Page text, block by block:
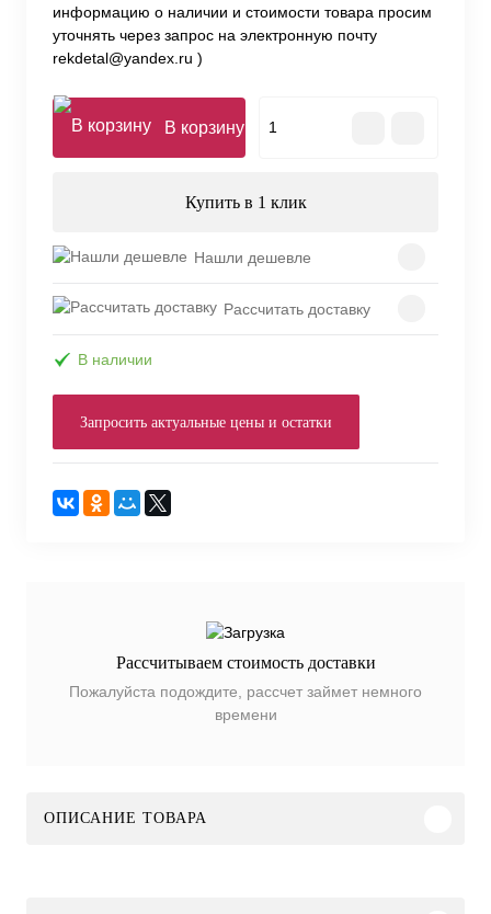
информацию о наличии и стоимости товара просим
уточнять через запрос на электронную почту
rekdetal@yandex.ru )
В корзину
Купить в 1 клик
Нашли дешевле
Рассчитать доставку
В наличии
Запросить актуальные цены и остатки
Рассчитываем стоимость доставки
Пожалуйста подождите, рассчет займет немного
времени
ОПИСАНИЕ ТОВАРА